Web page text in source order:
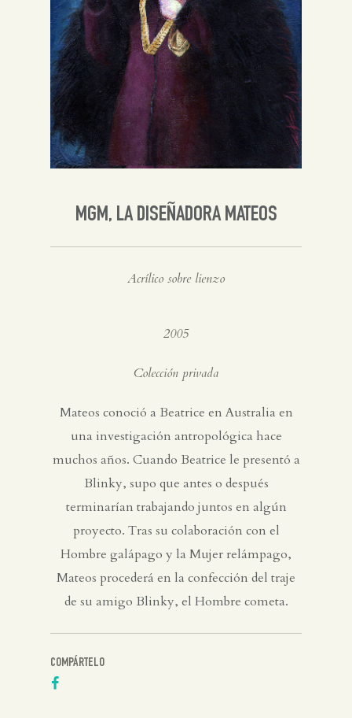
Inglés
MGM, LA DISEÑADORA MATEOS
Acrílico sobre lienzo
2005
Colección privada
Mateos conoció a Beatrice en Australia en
una investigación antropológica hace
muchos años. Cuando Beatrice le presentó a
Blinky, supo que antes o después
terminarían trabajando juntos en algún
proyecto. Tras su colaboración con el
Hombre galápago y la Mujer relámpago,
Mateos procederá en la confección del traje
de su amigo Blinky, el Hombre cometa.
COMPÁRTELO